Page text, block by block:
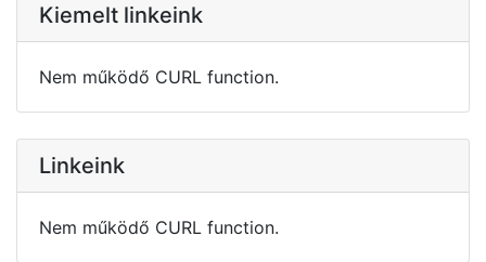
Kiemelt linkeink
Nem működő CURL function.
Linkeink
Nem működő CURL function.